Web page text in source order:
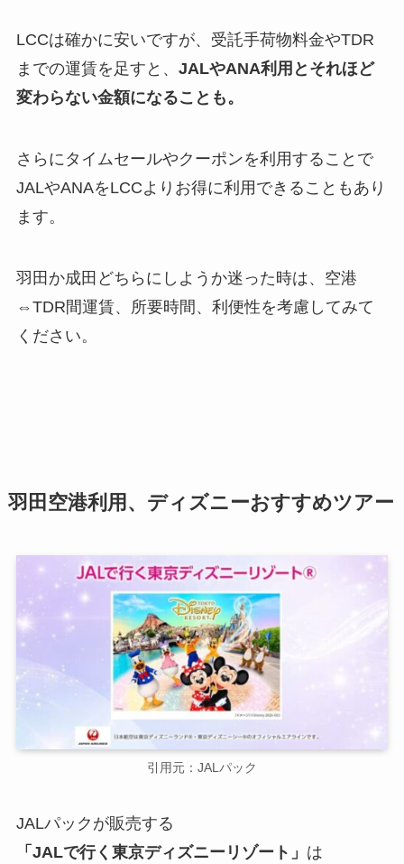
LCCは確かに安いですが、受託手荷物料金やTDR
までの運賃を足すと、 JALやANA利用とそれほど
変わらない金額になることも。
さらにタイムセールやクーポンを利用することで
JALやANAをLCCよりお得に利用できることもあり
ます。
羽田か成田どちらにしようか迷った時は、空港
⇔TDR間運賃、所要時間、利便性を考慮してみて
ください。
羽田空港利用、ディズニーおすすめツアー
引用元：JALパック
JALパックが販売する
「JALで行く東京ディズニーリゾート」 は